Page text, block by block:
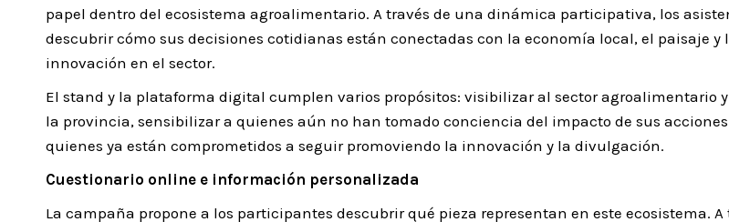
papel dentro del ecosistema agroalimentario. A través de una dinámica participativa, los
descubrir cómo sus decisiones cotidianas están conectadas con la economía local, el paisaje y
innovación en el sector.
El stand y la plataforma digital cumplen varios propósitos: visibilizar al sector agroalimentario
la provincia, sensibilizar a quienes aún no han tomado conciencia del impacto de sus
quienes ya están comprometidos a seguir promoviendo la innovación y la divulgación.
Cuestionario online e información personalizada
La campaña propone a los participantes descubrir qué pieza representan en este ecosistema. A